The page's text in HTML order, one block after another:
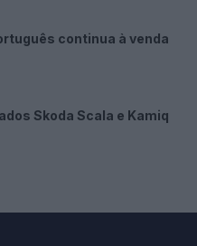
continua à venda
Skoda Scala e Kamiq